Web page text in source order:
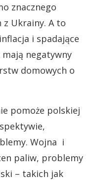
znacznego
z Ukrainy. A to
i spadające
negatywny
domowych o
pomoże polskiej
Wojna i
paliw, problemy
– takich jak